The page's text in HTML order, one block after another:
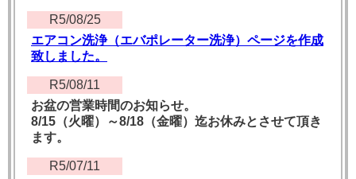
R5/08/25
エアコン洗浄（エバポレーター洗浄）ページを作成
致しました。
R5/08/11
お盆の営業時間のお知らせ。
8/15（火曜）～8/18（金曜）迄お休みとさせて頂き
ます。
R5/07/11